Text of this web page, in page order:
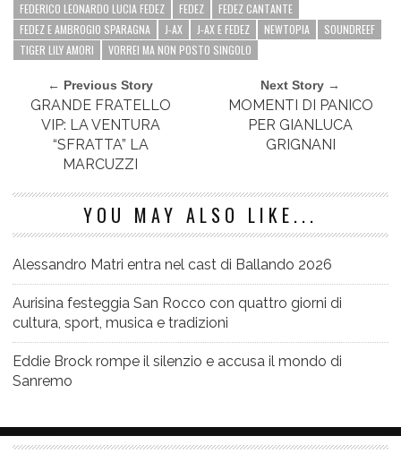
FEDERICO LEONARDO LUCIA FEDEZ
FEDEZ
FEDEZ CANTANTE
FEDEZ E AMBROGIO SPARAGNA
J-AX J-AX E FEDEZ NEWTOPIA
SOUNDREEF
TIGER LILY AMORI
VORREI MA NON POSTO SINGOLO
← Previous Story
GRANDE FRATELLO
VIP: LA VENTURA
“SFRATTA” LA
MARCUZZI
Next Story →
MOMENTI DI PANICO
PER GIANLUCA
GRIGNANI
YOU MAY ALSO LIKE...
Alessandro Matri entra nel cast di Ballando 2026
Aurisina festeggia San Rocco con quattro giorni di
cultura, sport, musica e tradizioni
Eddie Brock rompe il silenzio e accusa il mondo di
Sanremo